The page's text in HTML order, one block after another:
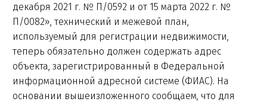
декабря 2021 г. № П/0592 и от 15 марта 2022 г. №
П/0082», технический и межевой план,
используемый для регистрации недвижимости,
теперь обязательно должен содержать адрес
объекта, зарегистрированный в Федеральной
информационной адресной системе (ФИАС). На
основании вышеизложенного сообщаем, что для